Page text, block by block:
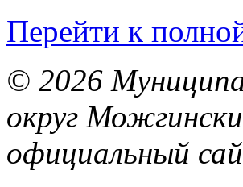
Перейти к
© 2026
округ
официальный